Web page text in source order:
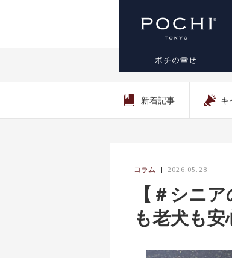
プレミアム
ドッグフー
通販 POCHI
- ポチ公式サ
イト
新着記事 キ
コラム 2026.05.28
【＃シニ
も老犬も